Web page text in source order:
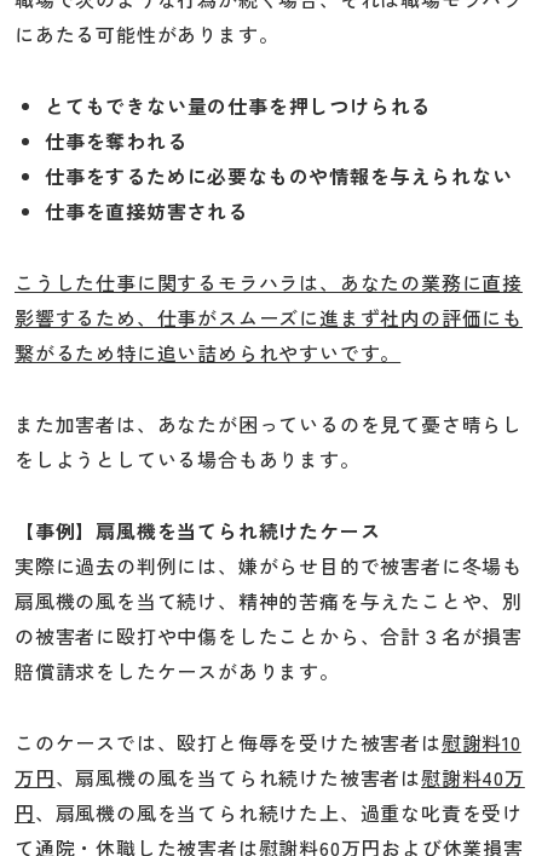
にあたる可能性があります。
とてもできない量の仕事を押しつけられる
仕事を奪われる
仕事をするために必要なものや情報を与えられない
仕事を直接妨害される
こうした仕事に関するモラハラは、あなたの業務に直接
影響するため、仕事がスムーズに進まず社内の評価にも
繋がるため特に追い詰められやすいです。
また加害者は、あなたが困っているのを見て憂さ晴らし
をしようとしている場合もあります。
【事例】扇風機を当てられ続けたケース
実際に過去の判例には、嫌がらせ目的で被害者に冬場も
扇風機の風を当て続け、精神的苦痛を与えたことや、別
の被害者に殴打や中傷をしたことから、合計３名が損害
賠償請求をしたケースがあります。
このケースでは、殴打と侮辱を受けた被害者は慰謝料10
万円、扇風機の風を当てられ続けた被害者は慰謝料40万
円、扇風機の風を当てられ続けた上、過重な叱責を受け
て通院・休職した被害者は慰謝料60万円および休業損害